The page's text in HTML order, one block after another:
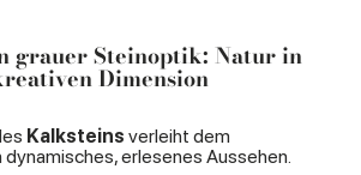
grauer Steinoptik: Natur in
Dimension
Kalksteins verleiht dem
erlesenes Aussehen.